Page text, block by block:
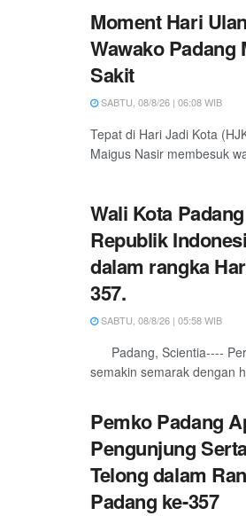
Moment Hari
Wawako Padang
Sakit
SABTU, 08/8/26 | 06:08 WIB
Tepat di Hari Jadi Kota
Maigus Nasir membesuk
Wali Kota
Republik
dalam rangka
357.
SABTU, 08/8/26 | 05:58 WIB
Padang, Scientia----
semakin semarak dengan
Pemko Padang
Pengunjung
Telong dalam
Padang ke-357